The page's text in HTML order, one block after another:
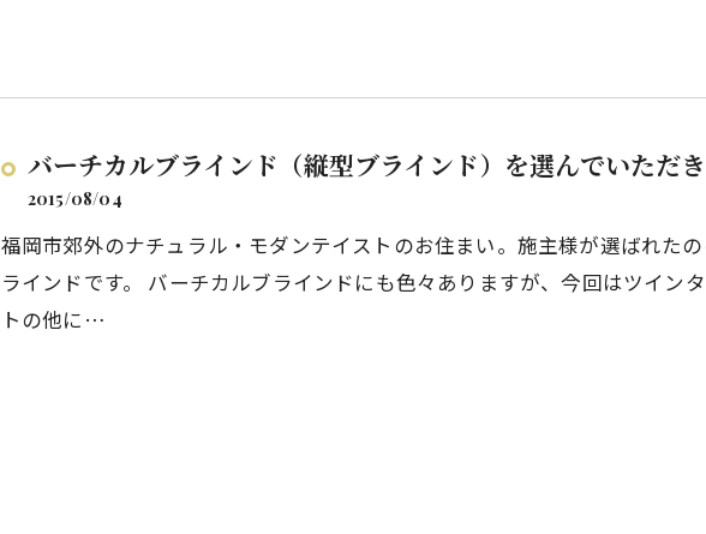
バーチカルブラインド（縦型ブラインド）を選んでいただ
2015/08/04
福岡市郊外のナチュラル・モダンテイストのお住まい。施主様が選ばれた
ラインドです。 バーチカルブラインドにも色々ありますが、今回はツイン
トの他に…